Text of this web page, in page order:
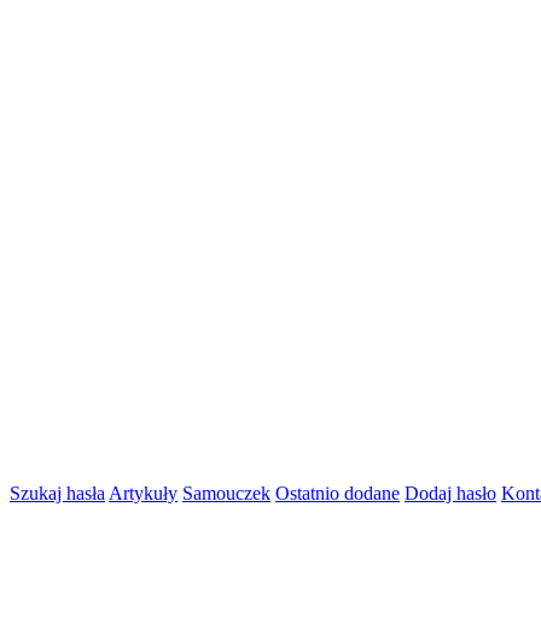
Szukaj hasła Artykuły Samouczek Ostatnio dodane Dodaj hasło